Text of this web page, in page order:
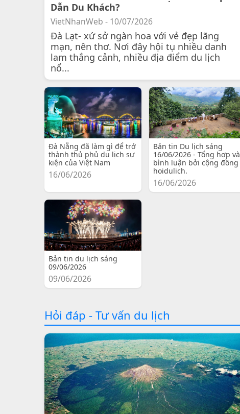
Dẫn Du Khách?
VietNhanWeb - 10/07/2026
Đà Lạt- xứ sở ngàn hoa với vẻ đẹp lãng
mạn, nên thơ. Nơi đây hội tụ nhiều danh
lam thắng cảnh, nhiều địa điểm du lịch
nổ...
Đà Nẵng đã làm gì để trở
thành thủ phủ du lịch sự
kiện của Việt Nam
16/06/2026
Bản tin Du lịch sáng
16/06/2026 - Tổng hợp và
bình luận bởi cộng đồng
hoidulich.
16/06/2026
Bản tin du lịch sáng
09/06/2026
09/06/2026
Hỏi đáp - Tư vấn du lịch